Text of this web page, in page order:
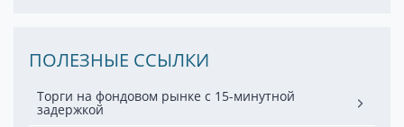
ПОЛЕЗНЫЕ ССЫЛКИ
Торги на фондовом рынке с 15-минутной
задержкой